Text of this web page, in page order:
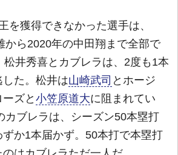
獲得できなかった選手は、
から2020年の中田翔まで全部で
松井秀喜とカブレラは、2度も1本
た。松井は山崎武司 とホージ
ズと 小笠原道大に阻まれてい
カブレラは、シーズン50本塁打
か1本届かず。50本打で本塁打